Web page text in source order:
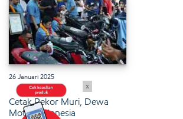
26 Januari 2025
Cetak Rekor Muri, Dewa
Motor Indonesia
x